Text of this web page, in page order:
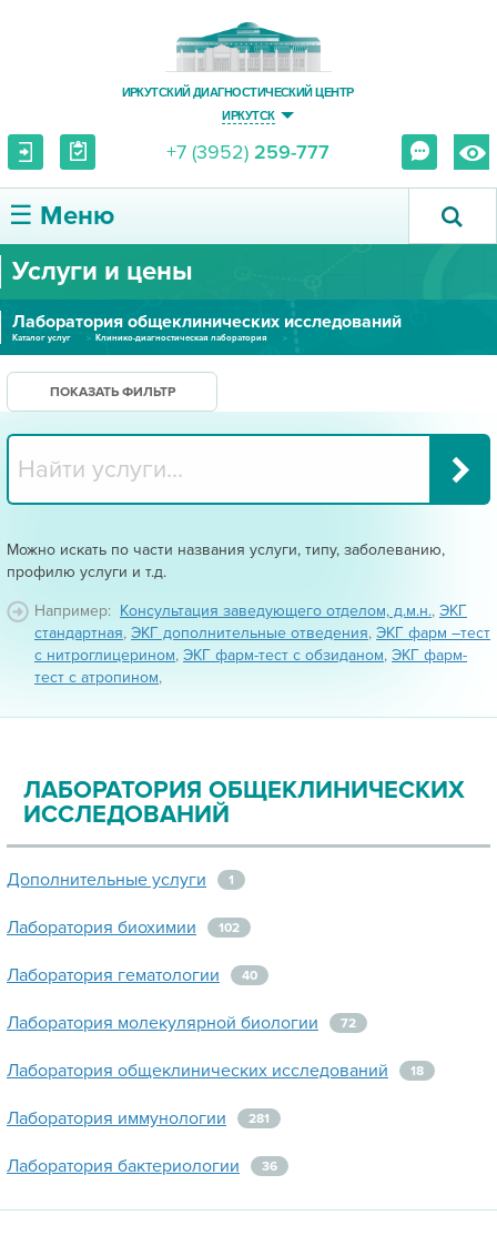
ИРКУТСКИЙ ДИАГНОСТИЧЕСКИЙ ЦЕНТР
ИРКУТСК
+7 (3952) 259-777
☰ Меню
О ЦЕНТРЕ
УСЛУГИ И ЦЕНЫ
ПАЦИЕНТУ
ВРАЧУ
Услуги и цены
Лаборатория общеклинических исследований
Каталог услуг
Клинико-диагностическая лаборатория
ПОКАЗАТЬ ФИЛЬТР
Можно искать по части названия услуги, типу, заболеванию,
профилю услуги и т.д.
Например: Консультация заведующего отделом, д.м.н., ЭКГ
стандартная, ЭКГ дополнительные отведения, ЭКГ фарм –тест
с нитроглицерином, ЭКГ фарм-тест с обзиданом, ЭКГ фарм-
тест с атропином,
ЛАБОРАТОРИЯ ОБЩЕКЛИНИЧЕСКИХ
ИССЛЕДОВАНИЙ
Дополнительные услуги 1
Лаборатория биохимии 102
Лаборатория гематологии 40
Лаборатория молекулярной биологии 72
Лаборатория общеклинических исследований 18
Лаборатория иммунологии 281
Лаборатория бактериологии 36